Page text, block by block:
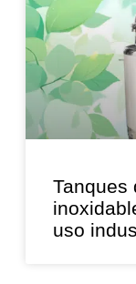
Tanques
uso